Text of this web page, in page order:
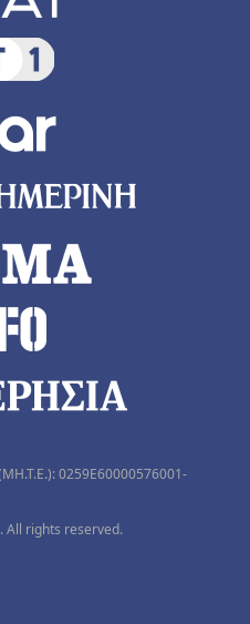
0259Ε60000576001-
All rights reserved.